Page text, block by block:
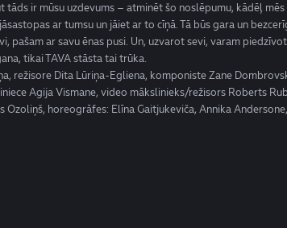
tāds ir mūsu uzdevums – atminēt šo noslēpumu, kādēļ mēs
ar tumsu un jāiet ar to cīņā. Tā būs gara un
pašam ar savu ēnas pusi. Un, uzvarot sevi, varam
tikai TAVA stāsta tai trūka.
režisore Dita Lūriņa-Egliena, komponiste Zane
Agija Vismane, video mākslinieks/režisors Roberts
horeogrāfes: Elīna Gaitjukeviča, Annika